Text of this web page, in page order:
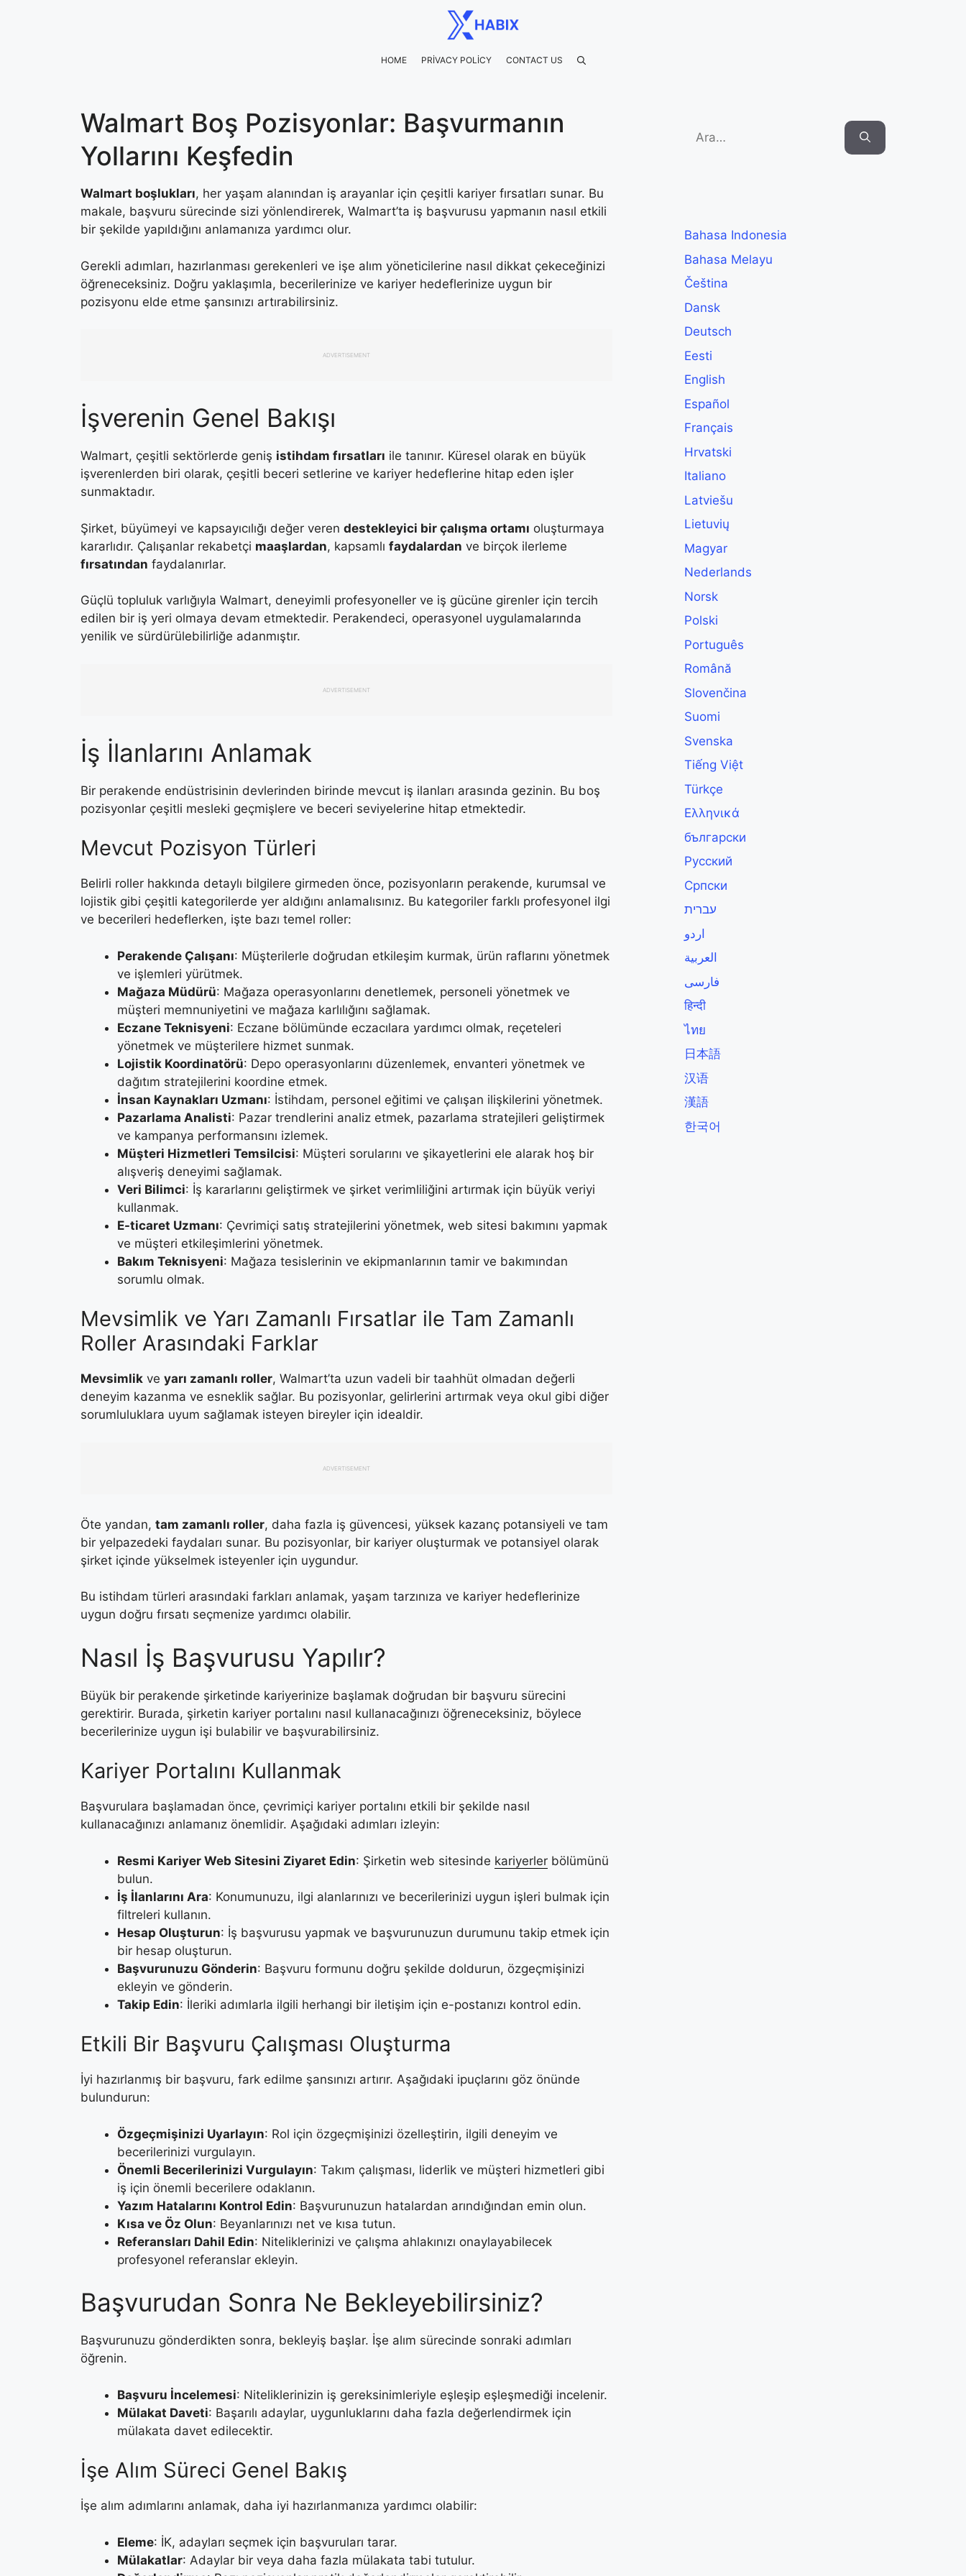
HOME PRIVACY POLICY CONTACT US
Walmart Boş Pozisyonlar: Başvurmanın
Yollarını Keşfedin
Walmart boşlukları, her yaşam alanından iş arayanlar için çeşitli kariyer fırsatları sunar. Bu
makale, başvuru sürecinde sizi yönlendirerek, Walmart’ta iş başvurusu yapmanın nasıl etkili
bir şekilde yapıldığını anlamanıza yardımcı olur.
Gerekli adımları, hazırlanması gerekenleri ve işe alım yöneticilerine nasıl dikkat çekeceğinizi
öğreneceksiniz. Doğru yaklaşımla, becerilerinize ve kariyer hedeflerinize uygun bir
pozisyonu elde etme şansınızı artırabilirsiniz.
ADVERTISEMENT
İşverenin Genel Bakışı
Walmart, çeşitli sektörlerde geniş istihdam fırsatları ile tanınır. Küresel olarak en büyük
işverenlerden biri olarak, çeşitli beceri setlerine ve kariyer hedeflerine hitap eden işler
sunmaktadır.
Şirket, büyümeyi ve kapsayıcılığı değer veren destekleyici bir çalışma ortamı oluşturmaya
kararlıdır. Çalışanlar rekabetçi maaşlardan, kapsamlı faydalardan ve birçok ilerleme
fırsatından faydalanırlar.
Güçlü topluluk varlığıyla Walmart, deneyimli profesyoneller ve iş gücüne girenler için tercih
edilen bir iş yeri olmaya devam etmektedir. Perakendeci, operasyonel uygulamalarında
yenilik ve sürdürülebilirliğe adanmıştır.
ADVERTISEMENT
İş İlanlarını Anlamak
Bir perakende endüstrisinin devlerinden birinde mevcut iş ilanları arasında gezinin. Bu boş
pozisyonlar çeşitli mesleki geçmişlere ve beceri seviyelerine hitap etmektedir.
Mevcut Pozisyon Türleri
Belirli roller hakkında detaylı bilgilere girmeden önce, pozisyonların perakende, kurumsal ve
lojistik gibi çeşitli kategorilerde yer aldığını anlamalısınız. Bu kategoriler farklı profesyonel ilgi
ve becerileri hedeflerken, işte bazı temel roller:
Perakende Çalışanı: Müşterilerle doğrudan etkileşim kurmak, ürün raflarını yönetmek
ve işlemleri yürütmek.
Mağaza Müdürü: Mağaza operasyonlarını denetlemek, personeli yönetmek ve
müşteri memnuniyetini ve mağaza karlılığını sağlamak.
Eczane Teknisyeni: Eczane bölümünde eczacılara yardımcı olmak, reçeteleri
yönetmek ve müşterilere hizmet sunmak.
Lojistik Koordinatörü: Depo operasyonlarını düzenlemek, envanteri yönetmek ve
dağıtım stratejilerini koordine etmek.
İnsan Kaynakları Uzmanı: İstihdam, personel eğitimi ve çalışan ilişkilerini yönetmek.
Pazarlama Analisti: Pazar trendlerini analiz etmek, pazarlama stratejileri geliştirmek
ve kampanya performansını izlemek.
Müşteri Hizmetleri Temsilcisi: Müşteri sorularını ve şikayetlerini ele alarak hoş bir
alışveriş deneyimi sağlamak.
Veri Bilimci: İş kararlarını geliştirmek ve şirket verimliliğini artırmak için büyük veriyi
kullanmak.
E-ticaret Uzmanı: Çevrimiçi satış stratejilerini yönetmek, web sitesi bakımını yapmak
ve müşteri etkileşimlerini yönetmek.
Bakım Teknisyeni: Mağaza tesislerinin ve ekipmanlarının tamir ve bakımından
sorumlu olmak.
Mevsimlik ve Yarı Zamanlı Fırsatlar ile Tam Zamanlı
Roller Arasındaki Farklar
Mevsimlik ve yarı zamanlı roller, Walmart’ta uzun vadeli bir taahhüt olmadan değerli
deneyim kazanma ve esneklik sağlar. Bu pozisyonlar, gelirlerini artırmak veya okul gibi diğer
sorumluluklara uyum sağlamak isteyen bireyler için idealdir.
ADVERTISEMENT
Öte yandan, tam zamanlı roller, daha fazla iş güvencesi, yüksek kazanç potansiyeli ve tam
bir yelpazedeki faydaları sunar. Bu pozisyonlar, bir kariyer oluşturmak ve potansiyel olarak
şirket içinde yükselmek isteyenler için uygundur.
Bu istihdam türleri arasındaki farkları anlamak, yaşam tarzınıza ve kariyer hedeflerinize
uygun doğru fırsatı seçmenize yardımcı olabilir.
Nasıl İş Başvurusu Yapılır?
Büyük bir perakende şirketinde kariyerinize başlamak doğrudan bir başvuru sürecini
gerektirir. Burada, şirketin kariyer portalını nasıl kullanacağınızı öğreneceksiniz, böylece
becerilerinize uygun işi bulabilir ve başvurabilirsiniz.
Kariyer Portalını Kullanmak
Başvurulara başlamadan önce, çevrimiçi kariyer portalını etkili bir şekilde nasıl
kullanacağınızı anlamanız önemlidir. Aşağıdaki adımları izleyin:
Resmi Kariyer Web Sitesini Ziyaret Edin: Şirketin web sitesinde kariyerler bölümünü
bulun.
İş İlanlarını Ara: Konumunuzu, ilgi alanlarınızı ve becerilerinizi uygun işleri bulmak için
filtreleri kullanın.
Hesap Oluşturun: İş başvurusu yapmak ve başvurunuzun durumunu takip etmek için
bir hesap oluşturun.
Başvurunuzu Gönderin: Başvuru formunu doğru şekilde doldurun, özgeçmişinizi
ekleyin ve gönderin.
Takip Edin: İleriki adımlarla ilgili herhangi bir iletişim için e-postanızı kontrol edin.
Etkili Bir Başvuru Çalışması Oluşturma
İyi hazırlanmış bir başvuru, fark edilme şansınızı artırır. Aşağıdaki ipuçlarını göz önünde
bulundurun:
Özgeçmişinizi Uyarlayın: Rol için özgeçmişinizi özelleştirin, ilgili deneyim ve
becerilerinizi vurgulayın.
Önemli Becerilerinizi Vurgulayın: Takım çalışması, liderlik ve müşteri hizmetleri gibi
iş için önemli becerilere odaklanın.
Yazım Hatalarını Kontrol Edin: Başvurunuzun hatalardan arındığından emin olun.
Kısa ve Öz Olun: Beyanlarınızı net ve kısa tutun.
Referansları Dahil Edin: Niteliklerinizi ve çalışma ahlakınızı onaylayabilecek
profesyonel referanslar ekleyin.
Başvurudan Sonra Ne Bekleyebilirsiniz?
Başvurunuzu gönderdikten sonra, bekleyiş başlar. İşe alım sürecinde sonraki adımları
öğrenin.
Başvuru İncelemesi: Niteliklerinizin iş gereksinimleriyle eşleşip eşleşmediği incelenir.
Mülakat Daveti: Başarılı adaylar, uygunluklarını daha fazla değerlendirmek için
mülakata davet edilecektir.
İşe Alım Süreci Genel Bakış
İşe alım adımlarını anlamak, daha iyi hazırlanmanıza yardımcı olabilir:
Eleme: İK, adayları seçmek için başvuruları tarar.
Mülakatlar: Adaylar bir veya daha fazla mülakata tabi tutulur.
Search
Bahasa Indonesia
Bahasa Melayu
Čeština
Dansk
Deutsch
Eesti
English
Español
Français
Hrvatski
Italiano
Latviešu
Lietuvių
Magyar
Nederlands
Norsk
Polski
Português
Română
Slovenčina
Suomi
Svenska
Tiếng Việt
Türkçe
Ελληνικά
български
Русский
Српски
עברית
اردو
العربية
فارسی
हिन्दी
ไทย
日本語
汉语
漢語
한국어